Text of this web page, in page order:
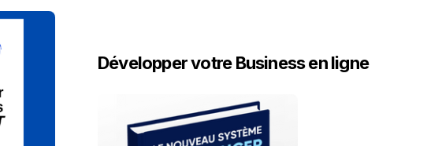
Développer votre Business en ligne